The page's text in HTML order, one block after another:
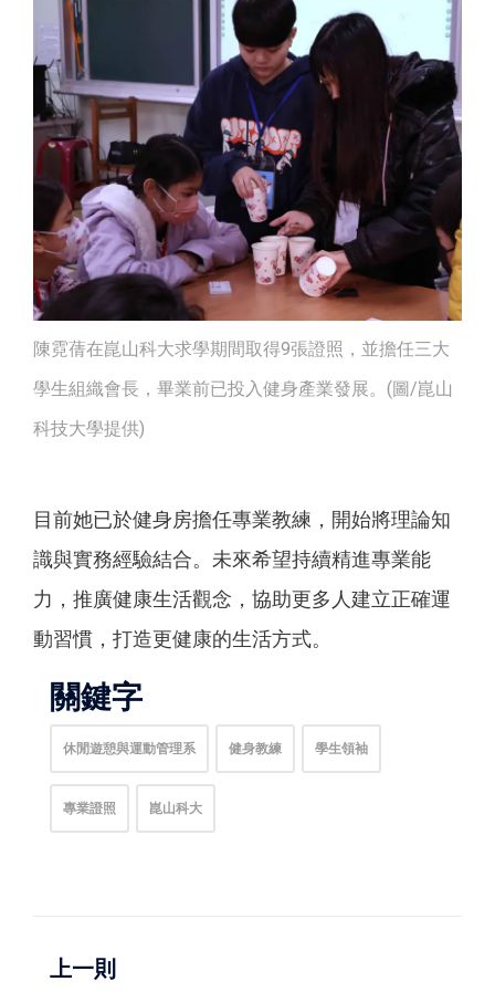
陳霓蒨在崑山科大求學期間取得9張證照，並擔任三大
學生組織會長，畢業前已投入健身產業發展。(圖/崑山
科技大學提供)
目前她已於健身房擔任專業教練，開始將理論知
識與實務經驗結合。未來希望持續精進專業能
力，推廣健康生活觀念，協助更多人建立正確運
動習慣，打造更健康的生活方式。
關鍵字
休閒遊憩與運動管理系 健身教練 學生領袖
專業證照 崑山科大
上一則